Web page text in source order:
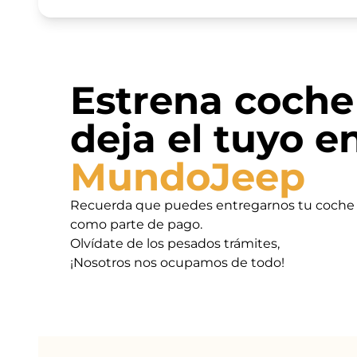
Estrena
deja el tuyo
MundoJeep
Recuerda que puedes entregarnos tu coche
como parte de pago.
Olvídate de los pesados trámites,
¡Nosotros nos ocupamos de todo!